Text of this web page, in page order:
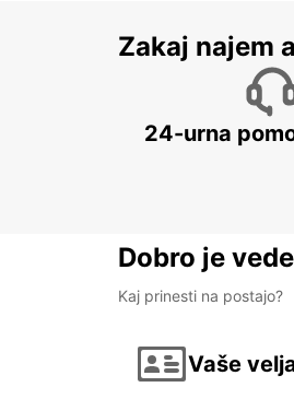
Zakaj najem
24-urna
Dobro je
Kaj prinesti na postajo?
Vaše